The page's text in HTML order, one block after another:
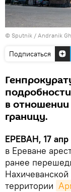
© Sputnik / Andranik
Подписаться
в
границу.
ЕРЕВАН, 17
в Ереване
ранее
территории